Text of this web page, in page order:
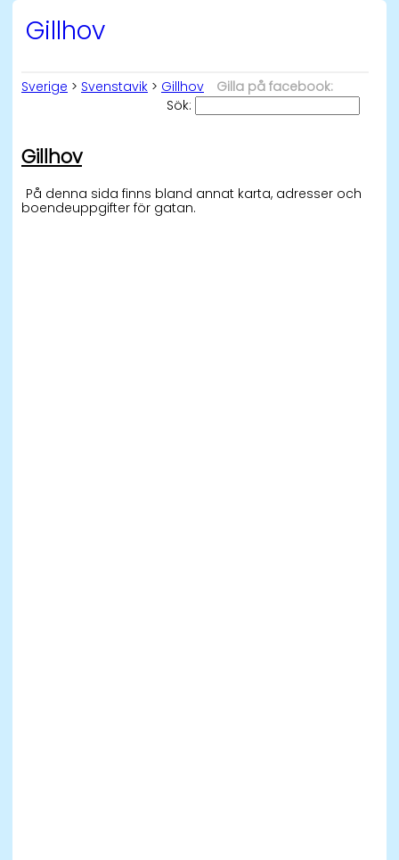
Gillhov
Sverige > Svenstavik > Gillhov
Sök:
Gilla på facebook:
Gillhov
På denna sida finns bland annat karta, adresser och
boendeuppgifter för gatan.